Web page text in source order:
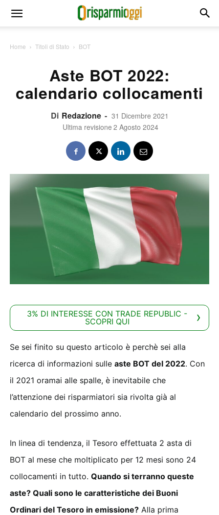
Home Titoli di Stato BOT
Aste BOT 2022:
calendario collocamenti
Di Redazione - 31 Dicembre 2021
Ultima revisione 2 Agosto 2024
3% DI INTERESSE CON TRADE REPUBLIC -
SCOPRI QUI
Se sei finito su questo articolo è perchè sei alla
ricerca di informazioni sulle aste BOT del 2022. Con
il 2021 oramai alle spalle, è inevitabile che
l’attenzione dei risparmiatori sia rivolta già al
calendario del prossimo anno.
In linea di tendenza, il Tesoro effettuata 2 asta di
BOT al mese che moltiplicato per 12 mesi sono 24
collocamenti in tutto. Quando si terranno queste
aste? Quali sono le caratteristiche dei Buoni
Ordinari del Tesoro in emissione? Alla prima